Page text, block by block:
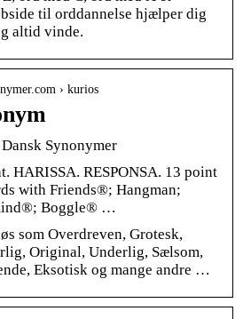
til orddannelse hjælper dig
altid vinde.
› kurios
Synonymer
HARISSA. RESPONSA. 13 point
with Friends®; Hangman;
Boggle® …
som Overdreven, Grotesk,
Original, Underlig, Sælsom,
Eksotisk og mange andre …